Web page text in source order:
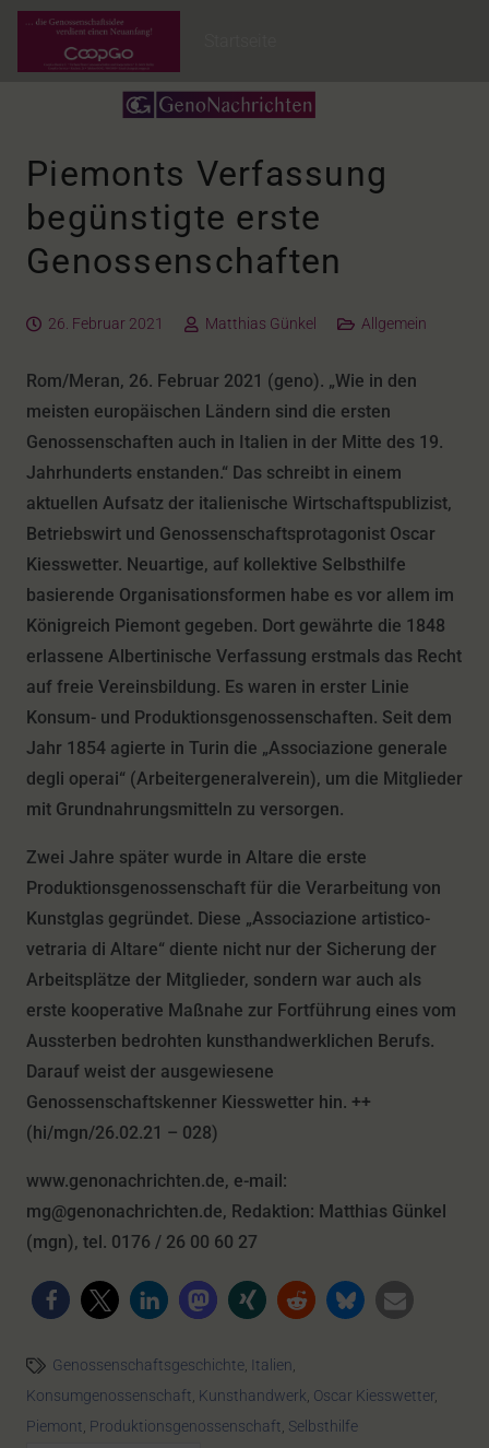
Piemonts Verfassung
begünstigte erste
Genossenschaften
26. Februar 2021 Matthias Günkel Allgemein
Rom/Meran, 26. Februar 2021 (geno). „Wie in den
meisten europäischen Ländern sind die ersten
Genossenschaften auch in Italien in der Mitte des 19.
Jahrhunderts enstanden.“ Das schreibt in einem
aktuellen Aufsatz der italienische Wirtschaftspublizist,
Betriebswirt und Genossenschaftsprotagonist Oscar
Kiesswetter. Neuartige, auf kollektive Selbsthilfe
basierende Organisationsformen habe es vor allem im
Königreich Piemont gegeben. Dort gewährte die 1848
erlassene Albertinische Verfassung erstmals das Recht
auf freie Vereinsbildung. Es waren in erster Linie
Konsum- und Produktionsgenossenschaften. Seit dem
Jahr 1854 agierte in Turin die „Associazione generale
degli operai“ (Arbeitergeneralverein), um die Mitglieder
mit Grundnahrungsmitteln zu versorgen.
Zwei Jahre später wurde in Altare die erste
Produktionsgenossenschaft für die Verarbeitung von
Kunstglas gegründet. Diese „Associazione artistico-
vetraria di Altare“ diente nicht nur der Sicherung der
Arbeitsplätze der Mitglieder, sondern war auch als
erste kooperative Maßnahe zur Fortführung eines vom
Aussterben bedrohten kunsthandwerklichen Berufs.
Darauf weist der ausgewiesene
Genossenschaftskenner Kiesswetter hin. ++
(hi/mgn/26.02.21 – 028)
www.genonachrichten.de, e-mail:
mg@genonachrichten.de, Redaktion: Matthias Günkel
(mgn), tel. 0176 / 26 00 60 27
Genossenschaftsgeschichte, Italien,
Konsumgenossenschaft, Kunsthandwerk, Oscar Kiesswetter,
Piemont, Produktionsgenossenschaft, Selbsthilfe